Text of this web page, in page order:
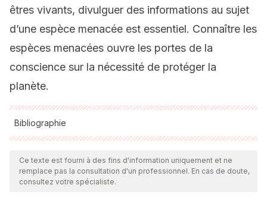
êtres vivants, divulguer des informations au sujet
d’une espèce menacée est essentiel. Connaître les
espèces menacées ouvre les portes de la
conscience sur la nécessité de protéger la
planète.
Bibliographie
Toutes les sources citées ont été examinées en profondeur
par notre équipe pour garantir leur qualité, leur fiabilité, leur
actualité et leur validité. La bibliographie de cet article a été
Ce texte est fourni à des fins d'information uniquement et ne
remplace pas la consultation d'un professionnel. En cas de doute,
consultez votre spécialiste.